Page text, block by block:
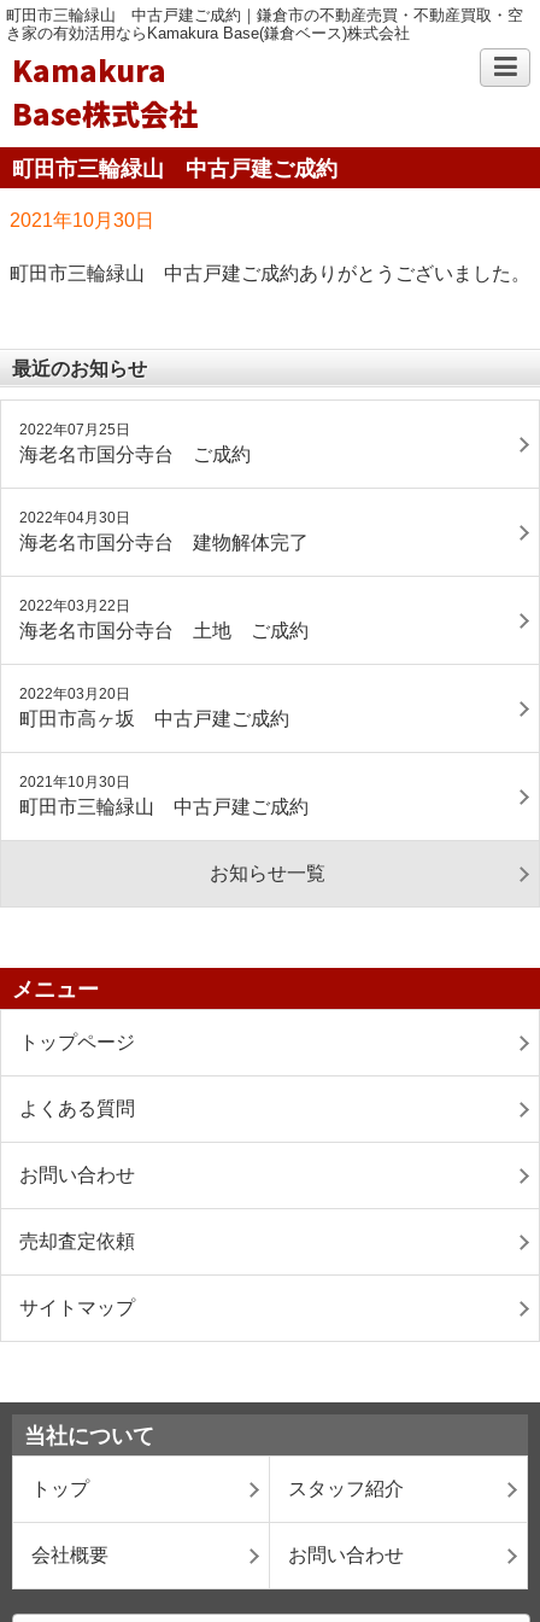
町田市三輪緑山 中古戸建ご成約｜鎌倉市の不動産売買・不動産買取・空
き家の有効活用ならKamakura Base(鎌倉ベース)株式会社
Kamakura
Base株式会社
町田市三輪緑山 中古戸建ご成約
2021年10月30日
町田市三輪緑山 中古戸建ご成約ありがとうございました。
最近のお知らせ
2022年07月25日
海老名市国分寺台 ご成約
2022年04月30日
海老名市国分寺台 建物解体完了
2022年03月22日
海老名市国分寺台 土地 ご成約
2022年03月20日
町田市高ヶ坂 中古戸建ご成約
2021年10月30日
町田市三輪緑山 中古戸建ご成約
お知らせ一覧
メニュー
トップページ
よくある質問
お問い合わせ
売却査定依頼
サイトマップ
当社について
トップ スタッフ紹介
会社概要 お問い合わせ